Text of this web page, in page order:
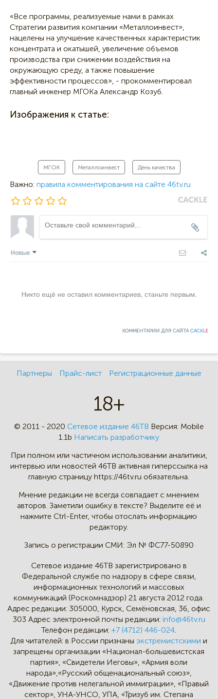
«Все программы, реализуемые нами в рамках
Стратегии развития компании «Металлоинвест»,
нацелены на улучшение качественных характеристик
концентрата и окатышей, увеличение объемов
производства при снижении воздействия на
окружающую среду, а также повышение
эффективности процессов», - прокомментировал
главный инженер МГОКа Александр Козуб.
Изображения к статье:
МГОК Металлоинвест День качества
Важно: правила комментирования на сайте 46tv.ru
Новые
Никто ещё не оставил комментариев, станьте первым.
КОММЕНТАРИИ ДЛЯ САЙТАCACKLE
Партнеры Прайс-лист Регистрационные данные
18+
© 2011 - 2020 Сетевое издание 46ТВ Версия: Mobile
1.1b Написать разработчику
При полном или частичном использовании аналитики,
интервью или новостей 46TB активная гиперссылка на
главную страницу https://46tv.ru обязательна.
Мнение редакции не всегда совпадает с мнением
авторов. Заметили ошибку в тексте? Выделите её и
нажмите Ctrl-Enter, чтобы отослать информацию
редактору.
Запись о регистрации СМИ: Эл № ФС77-50890
Сетевое издание 46ТВ зарегистрировано в
Федеральной службе по надзору в сфере связи,
информационных технологий и массовых
коммуникаций (Роскомнадзор) 21 августа 2012 года.
Адрес редакции: 305000, Курск, Семёновская, 36, офис
303 Адрес электронной почты редакции: info@46tv.ru
Телефон редакции: +7 (4712) 446-024
Для читателей: в России признаныэкстремистскими и
запрещены организации «Национал-большевистская
партия», «Свидетели Иеговы», «Армия воли
народа»,«Русский общенациональный союз»,
«Движение против нелегальной иммиграции», «Правый
сектор», УНА-УНСО, УПА, «Тризуб им. Степана